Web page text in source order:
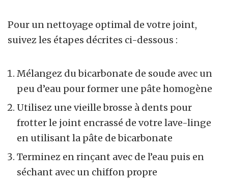
Pour un nettoyage optimal de votre joint,
suivez les étapes décrites ci-dessous :
Mélangez du bicarbonate de soude avec un
peu d’eau pour former une pâte homogène
Utilisez une vieille brosse à dents pour
frotter le joint encrassé de votre lave-linge
en utilisant la pâte de bicarbonate
Terminez en rinçant avec de l’eau puis en
séchant avec un chiffon propre